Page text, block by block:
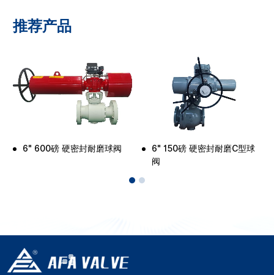
推荐产品
6" 600磅 硬密封耐磨球阀
6" 150磅 硬密封耐磨C型球
阀